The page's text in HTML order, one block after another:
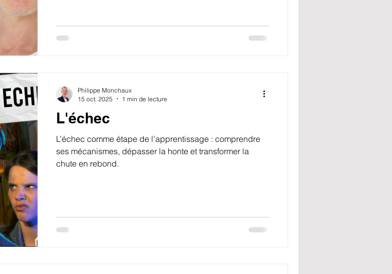
L'échec
L’échec comme étape de l’apprentissage : comprendre
ses mécanismes, dépasser la honte et transformer la
chute en rebond.
Philippe Monchaux
15 oct. 2025
1 min de lecture